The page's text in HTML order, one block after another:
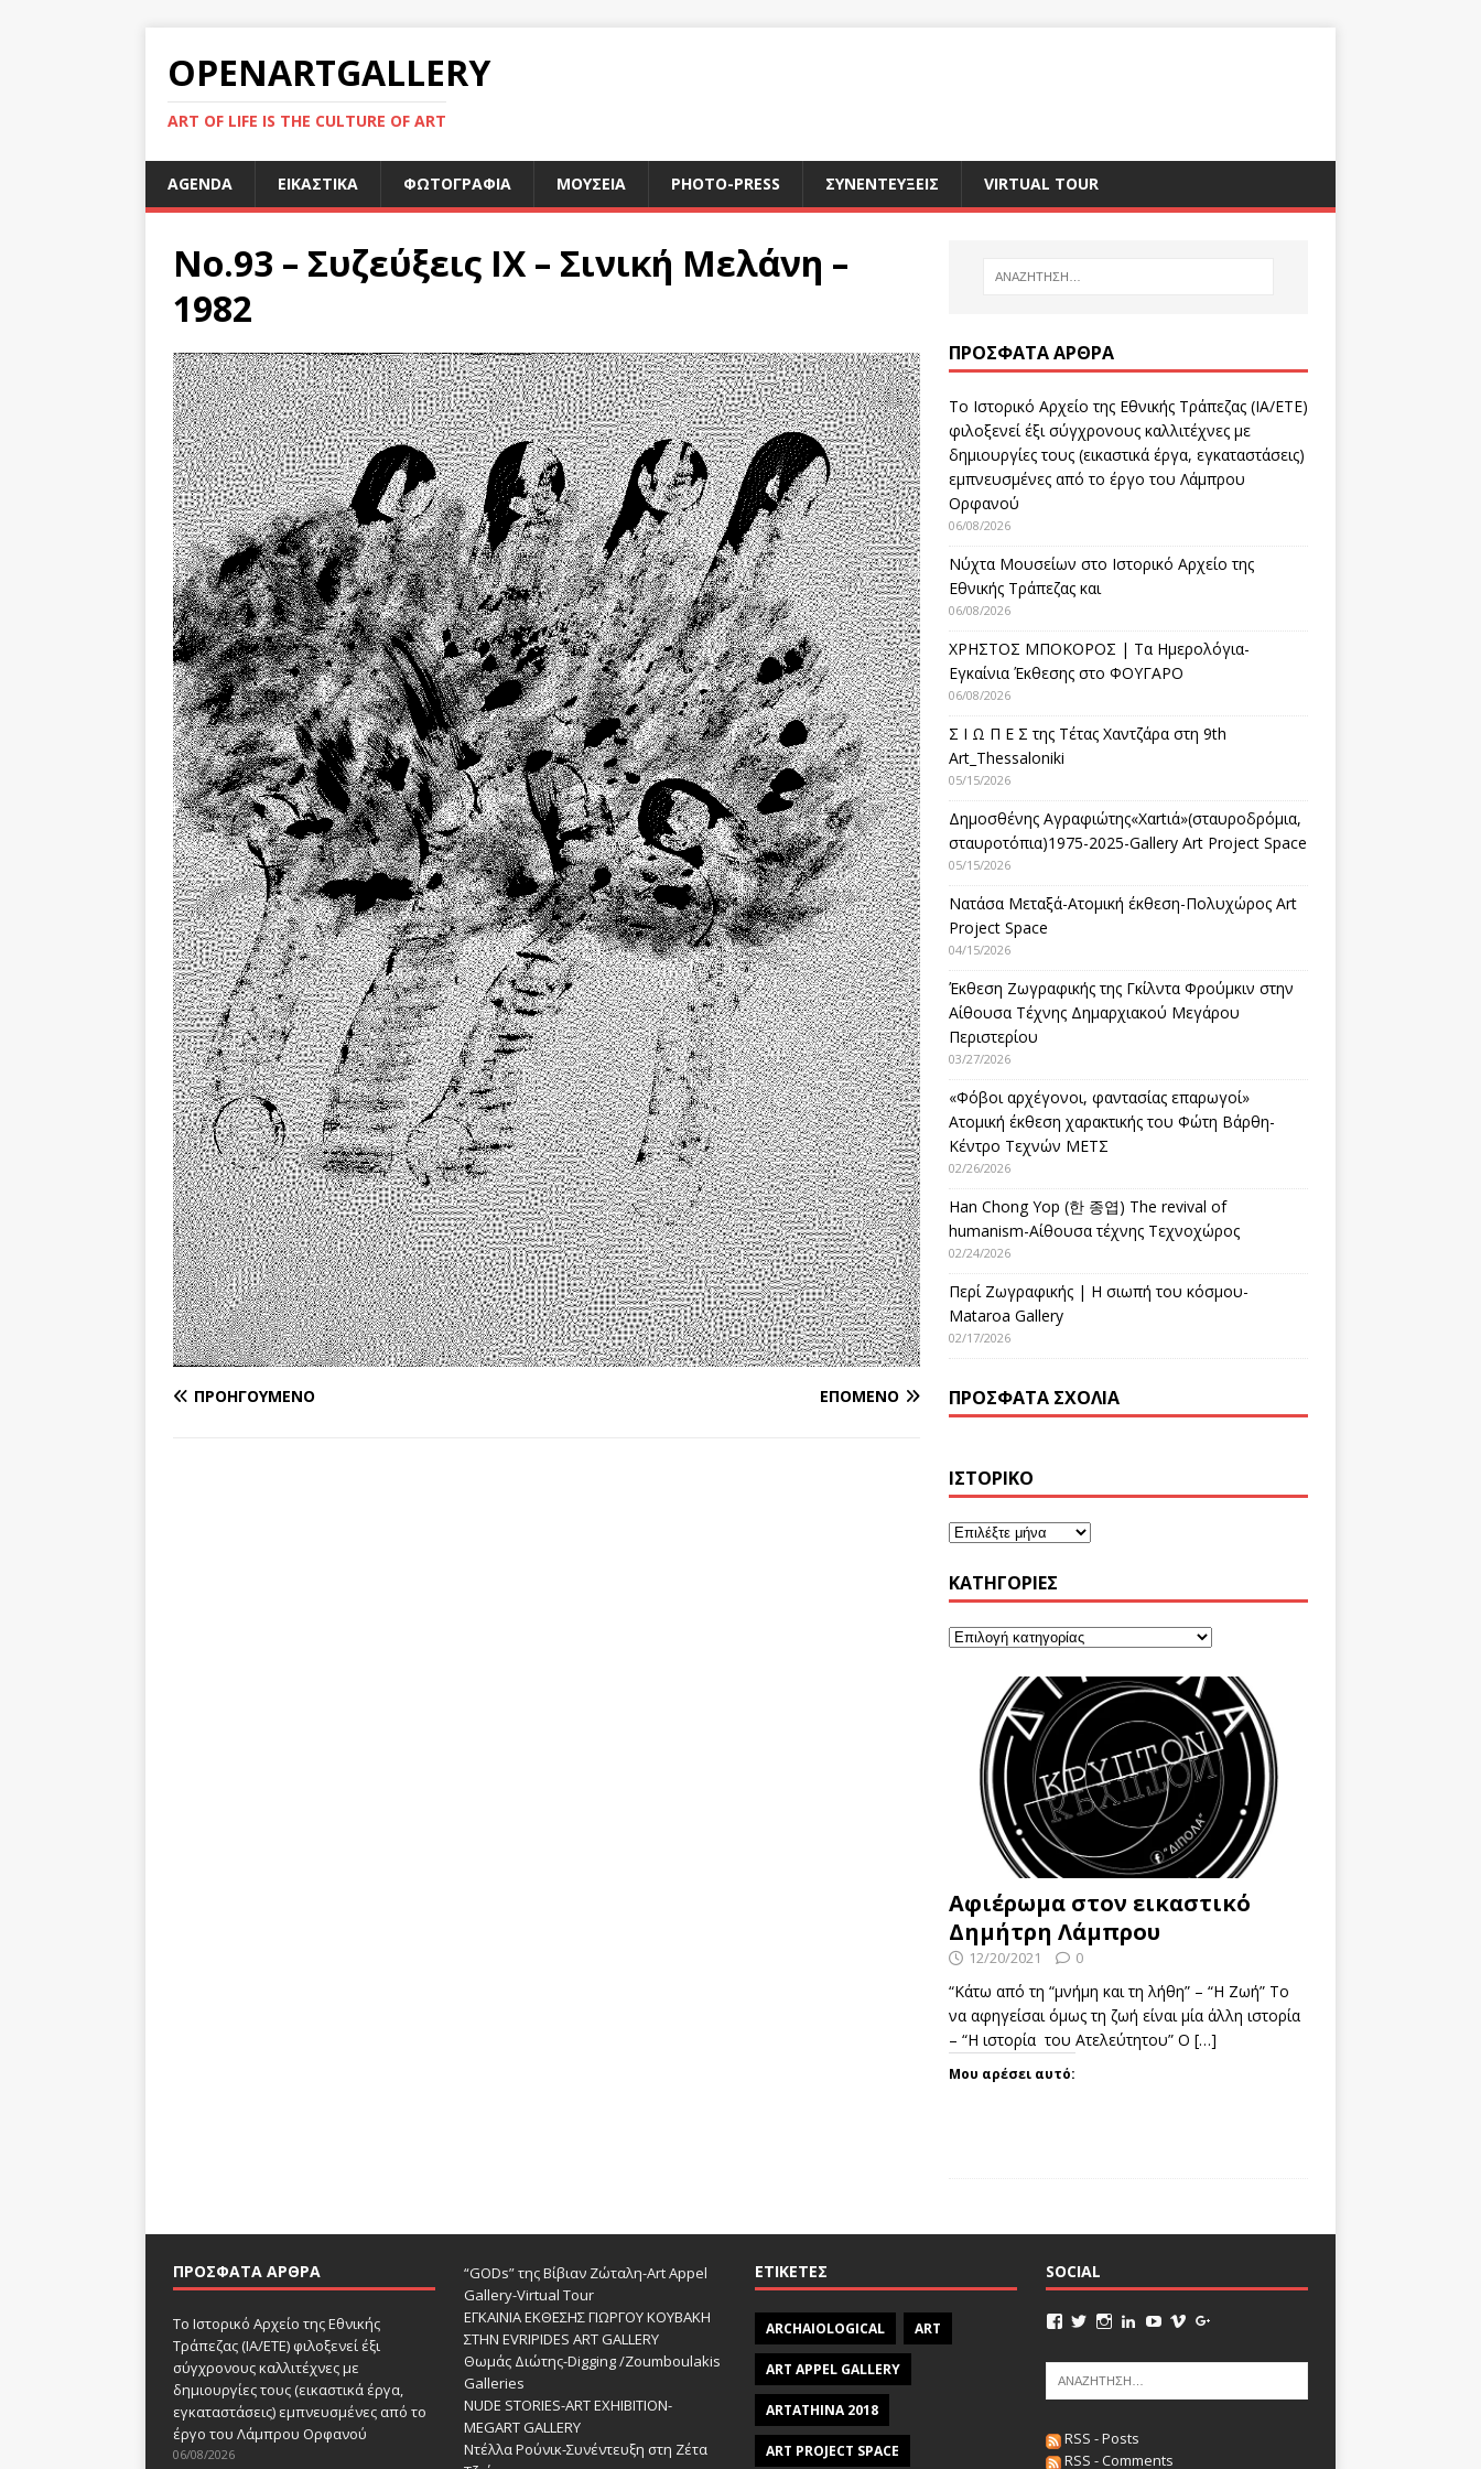
OPENARTGALLERY
ART OF LIFE IS THE CULTURE OF ART
AGENDA ΕΙΚΑΣΤΙΚΑ ΦΩΤΟΓΡΑΦΙΑ ΜΟΥΣΕΙΑ PHOTO-PRESS ΣΥΝΕΝΤΕΥΞΕΙΣ VIRTUAL TOUR
Νο.93 – Συζεύξεις IX – Σινική Μελάνη –
1982
ΠΡΟΗΓΟΎΜΕΝΟ ΕΠΌΜΕΝΟ
ΠΡΌΣΦΑΤΑ ΆΡΘΡΑ
Το Ιστορικό Αρχείο της Εθνικής Τράπεζας (ΙΑ/ΕΤΕ)
φιλοξενεί έξι σύγχρονους καλλιτέχνες με
δημιουργίες τους (εικαστικά έργα, εγκαταστάσεις)
εμπνευσμένες από το έργο του Λάμπρου
Ορφανού
06/08/2026
Νύχτα Μουσείων στο Ιστορικό Αρχείο της
Εθνικής Τράπεζας και
06/08/2026
ΧΡΗΣΤΟΣ ΜΠΟΚΟΡΟΣ | Τα Ημερολόγια-
Εγκαίνια Έκθεσης στο ΦΟΥΓΑΡΟ
06/08/2026
Σ Ι Ω Π Ε Σ της Τέτας Χαντζάρα στη 9th
Art_Thessaloniki
05/15/2026
Δημοσθένης Αγραφιώτης«Xαrtιά»(σταυροδρόμια,
σταυροτόπια)1975-2025-Gallery Art Project Space
05/15/2026
Νατάσα Μεταξά-Ατομική έκθεση-Πολυχώρος Art
Project Space
04/15/2026
Έκθεση Ζωγραφικής της Γκίλντα Φρούμκιν στην
Αίθουσα Τέχνης Δημαρχιακού Μεγάρου
Περιστερίου
03/27/2026
«Φόβοι αρχέγονοι, φαντασίας επαρωγοί»
Ατομική έκθεση χαρακτικής του Φώτη Βάρθη-
Κέντρο Τεχνών ΜΕΤΣ
02/26/2026
Han Chong Yop (한 종엽) The revival of
humanism-Αίθουσα τέχνης Τεχνοχώρος
02/24/2026
Περί Ζωγραφικής | Η σιωπή του κόσμου-
Mataroa Gallery
02/17/2026
ΠΡΌΣΦΑΤΑ ΣΧΌΛΙΑ
ΙΣΤΟΡΙΚΌ
KΑΤΗΓΟΡΊΕΣ
Αφιέρωμα στον εικαστικό
Δημήτρη Λάμπρου
12/20/2021 0
“Κάτω από τη “μνήμη και τη λήθη” – “Η Ζωή” Το
να αφηγείσαι όμως τη ζωή είναι μία άλλη ιστορία
– “Η ιστορία του Ατελεύτητου” Ο […]
Μου αρέσει αυτό:
ΠΡΌΣΦΑΤΑ ΆΡΘΡΑ
Το Ιστορικό Αρχείο της Εθνικής
Τράπεζας (ΙΑ/ΕΤΕ) φιλοξενεί έξι
σύγχρονους καλλιτέχνες με
δημιουργίες τους (εικαστικά έργα,
εγκαταστάσεις) εμπνευσμένες από το
έργο του Λάμπρου Ορφανού
06/08/2026
“GODs” της Βίβιαν Ζώταλη-Art Appel
Gallery-Virtual Tour
ΕΓΚΑΙΝΙΑ ΕΚΘΕΣΗΣ ΓΙΩΡΓΟΥ ΚΟΥΒΑΚΗ
ΣΤΗΝ EVRIPIDES ART GALLERY
Θωμάς Διώτης-Digging /Zoumboulakis
Galleries
NUDE STORIES-ΑRT EXHIBITION-
MEGART GALLERY
Ντέλλα Ρούνικ-Συνέντευξη στη Ζέτα
ΕΤΙΚΈΤΕΣ
ARCHAIOLOGICAL ART
ART APPEL GALLERY
ARTATHINA 2018
ART PROJECT SPACE
SOCIAL
RSS - Posts
RSS - Comments